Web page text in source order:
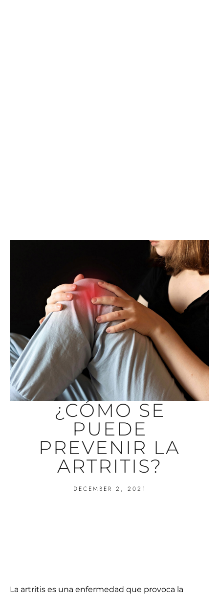
¿CÓMO SE
PUEDE
PREVENIR LA
ARTRITIS?
DECEMBER 2, 2021
La artritis es una enfermedad que provoca la